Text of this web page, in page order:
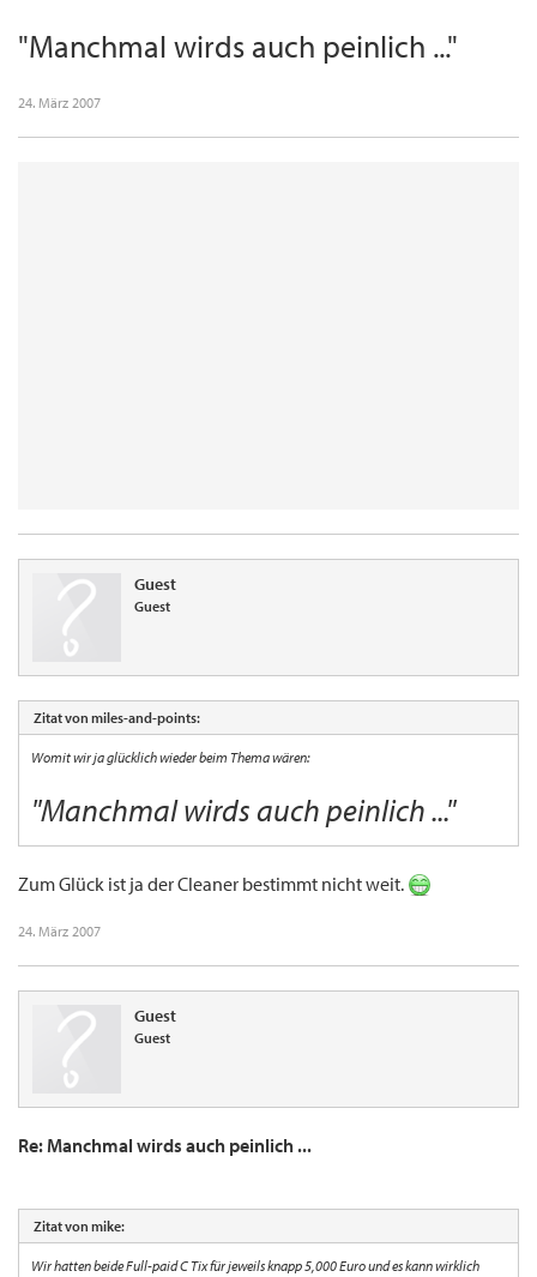
"Manchmal wirds auch peinlich ..."
24. März 2007
Guest
Guest
Zitat von miles-and-points:
Womit wir ja glücklich wieder beim Thema wären:
"Manchmal wirds auch peinlich ..."
Zum Glück ist ja der Cleaner bestimmt nicht weit.
24. März 2007
Guest
Guest
Re: Manchmal wirds auch peinlich ...
Zitat von mike:
Wir hatten beide Full-paid C Tix für jeweils knapp 5,000 Euro und es kann wirklich